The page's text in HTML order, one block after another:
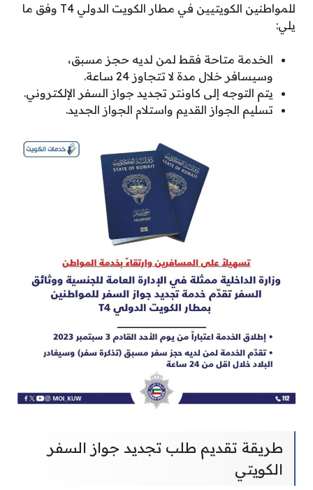
للمواطنين الكويتيين في مطار الكويت الدولي T4 وفق ما
يلي:
الخدمة متاحة فقط لمن لديه حجز مسبق،
وسيسافر خلال مدة لا تتجاوز 24 ساعة.
يتم التوجه إلى كاونتر تجديد جواز السفر الإلكتروني.
تسليم الجواز القديم واستلام الجواز الجديد.
طريقة تقديم طلب تجديد جواز السفر
الكويتي